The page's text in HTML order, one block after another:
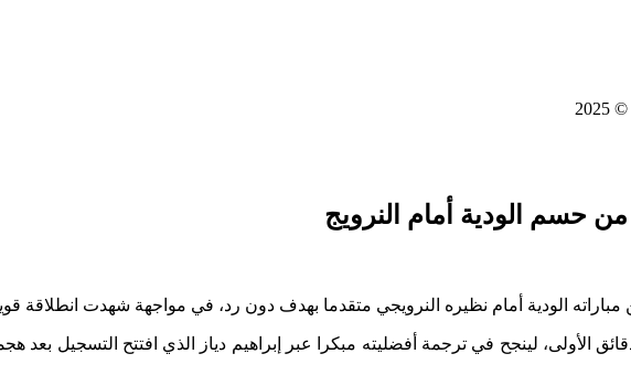
حسم الودية أمام النرويج
مباراته الودية أمام نظيره النرويجي متقدما بهدف دون رد، في مواجهة شهدت انطلاقة
الأولى، لينجح في ترجمة أفضليته مبكرا عبر إبراهيم دياز الذي افتتح التسجيل بعد